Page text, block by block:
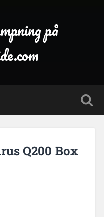
på
Q200 Box